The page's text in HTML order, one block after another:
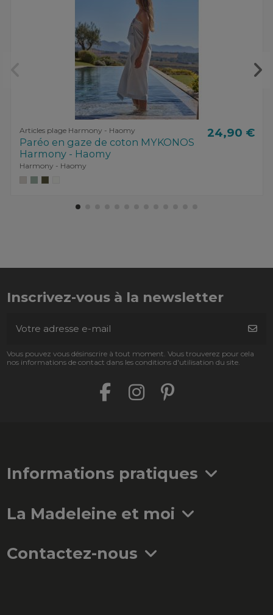
Articles plage Harmony - Haomy
Paréo en gaze de coton MYKONOS
Harmony - Haomy
Harmony - Haomy
24,90 €
Inscrivez-vous à la newsletter
Vous pouvez vous désinscrire à tout moment. Vous trouverez pour cela
nos informations de contact dans les conditions d'utilisation du site.
Informations pratiques
La Madeleine et moi
Contactez-nous